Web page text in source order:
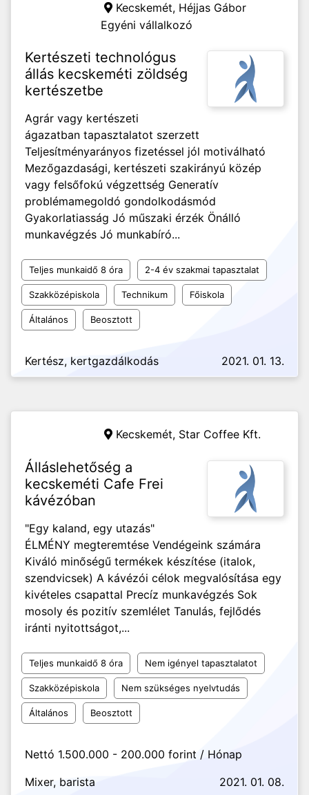
Kecskemét, Héjjas Gábor
Egyéni vállalkozó
Kertészeti technológus
állás kecskeméti zöldség
kertészetbe
Agrár vagy kertészeti
ágazatban tapasztalatot szerzett
Teljesítményarányos fizetéssel jól motiválható
Mezőgazdasági, kertészeti szakirányú közép
vagy felsőfokú végzettség Generatív
problémamegoldó gondolkodásmód
Gyakorlatiasság Jó műszaki érzék Önálló
munkavégzés Jó munkabíró...
Teljes munkaidő 8 óra 2-4 év szakmai tapasztalat
Szakközépiskola Technikum Főiskola
Általános Beosztott
Kertész, kertgazdálkodás 2021. 01. 13.
Kecskemét, Star Coffee Kft.
Álláslehetőség a
kecskeméti Cafe Frei
kávézóban
"Egy kaland, egy utazás"
ÉLMÉNY megteremtése Vendégeink számára
Kiváló minőségű termékek készítése (italok,
szendvicsek) A kávézói célok megvalósítása egy
kivételes csapattal Precíz munkavégzés Sok
mosoly és pozitív szemlélet Tanulás, fejlődés
iránti nyitottságot,...
Teljes munkaidő 8 óra Nem igényel tapasztalatot
Szakközépiskola Nem szükséges nyelvtudás
Általános Beosztott
Nettó 1.500.000 - 200.000 forint / Hónap
Mixer, barista
2021. 01. 08.